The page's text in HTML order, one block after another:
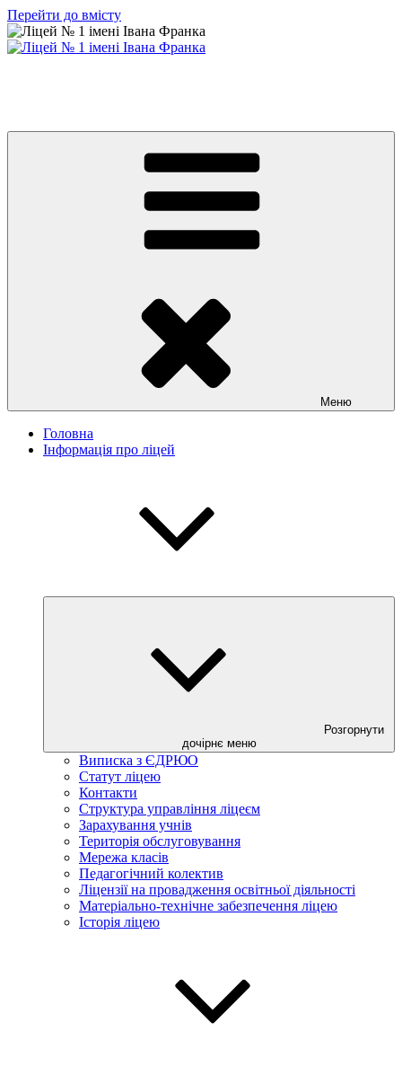
Перейти до вмісту
Меню
Головна
Інформація про ліцей
Розгорнути
дочірнє меню
Виписка з ЄДРЮО
Статут ліцею
Контакти
Структура управління ліцеєм
Зарахування учнів
Територія обслуговування
Мережа класів
Педагогічний колектив
Ліцензії на провадження освітньої діяльності
Матеріально-технічне забезпечення ліцею
Історія ліцею